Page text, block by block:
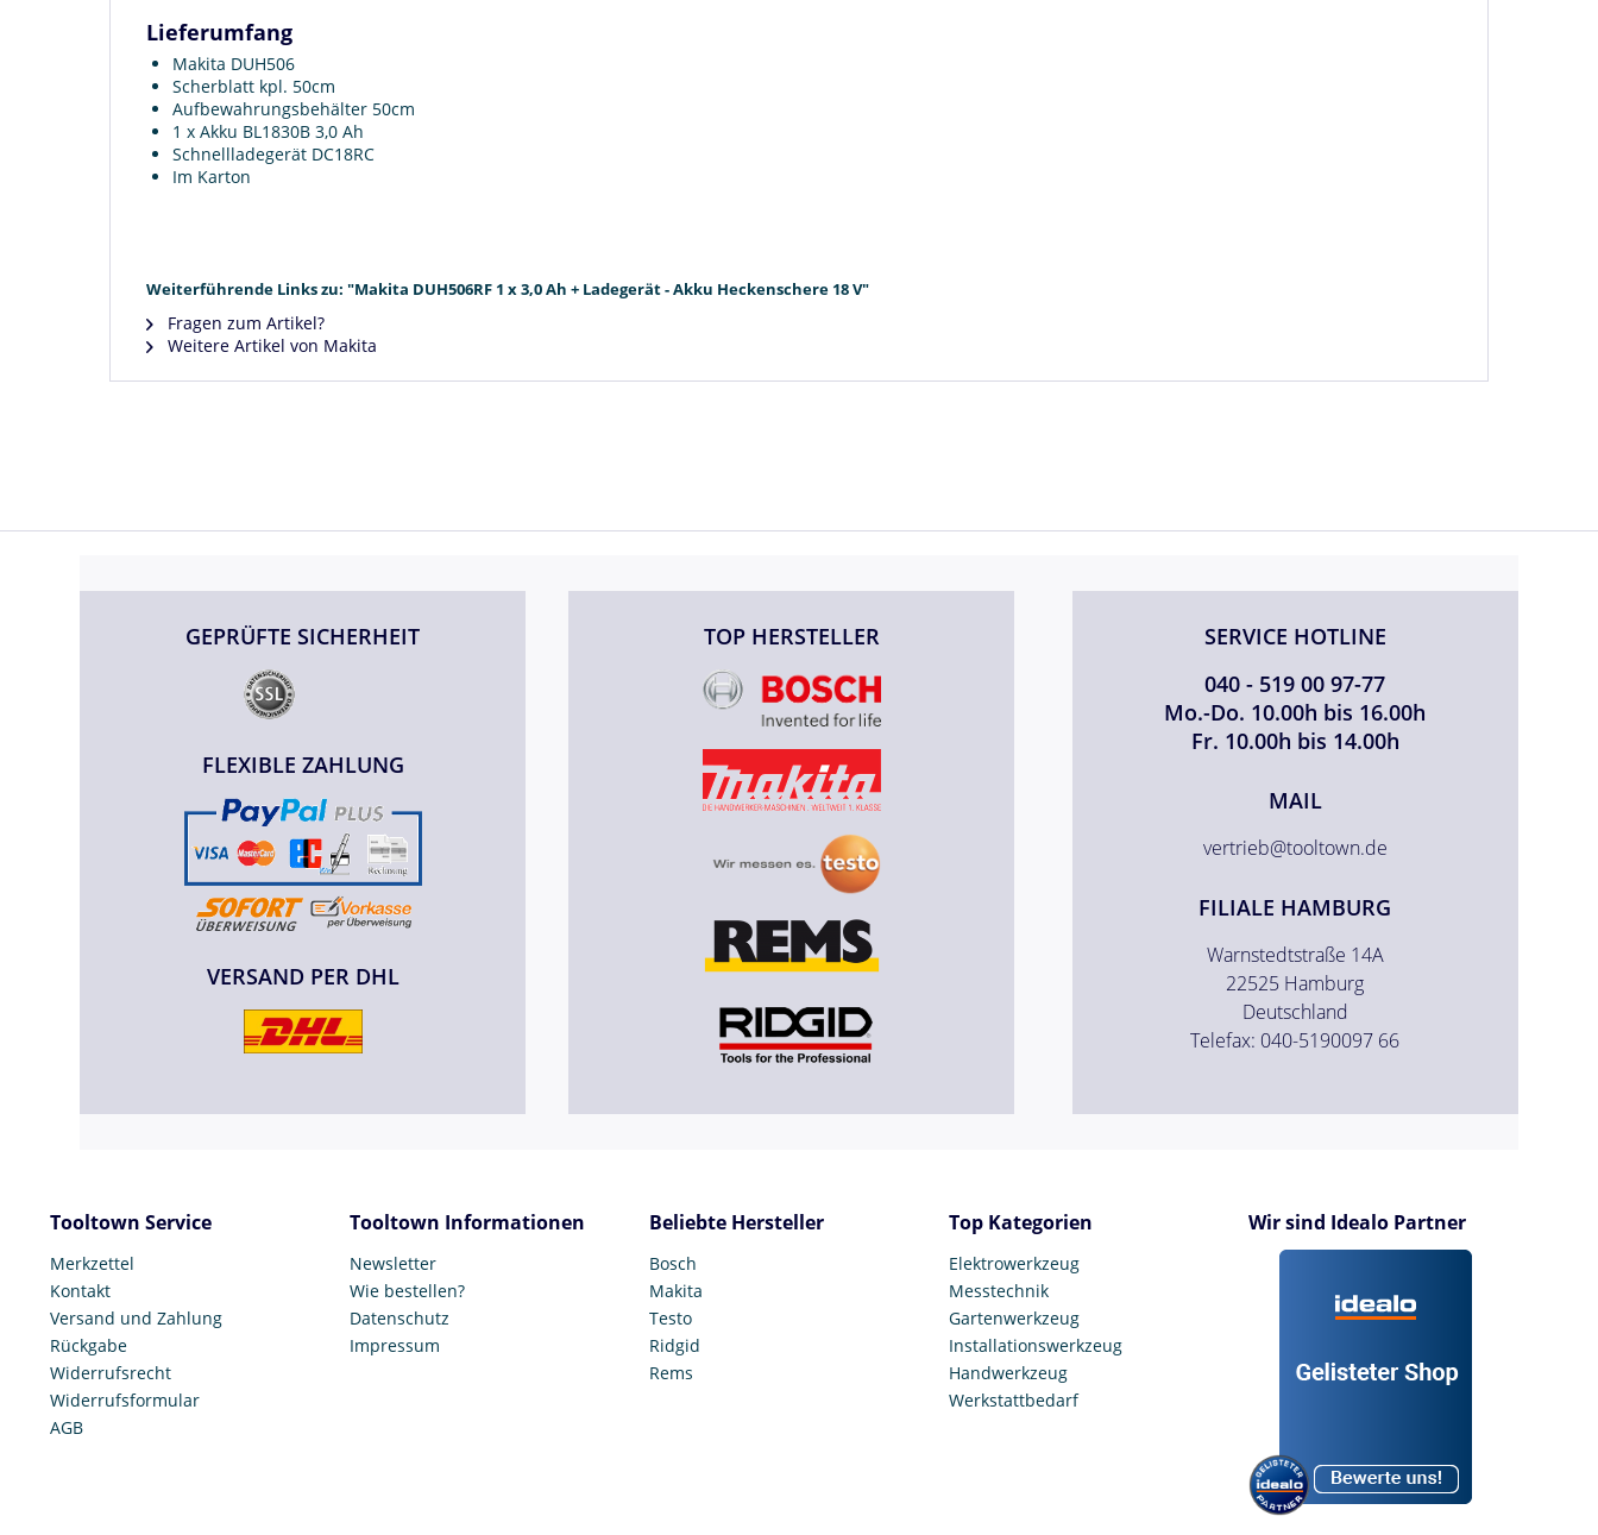
Lieferumfang
Makita DUH506
Scherblatt kpl. 50cm
Aufbewahrungsbehälter 50cm
1 x Akku BL1830B 3,0 Ah
Schnellladegerät DC18RC
Im Karton
Weiterführende Links zu: "Makita DUH506RF 1 x 3,0 Ah + Ladegerät - Akku Heckenschere 18 V"
Fragen zum Artikel?
Weitere Artikel von Makita
GEPRÜFTE SICHERHEIT
FLEXIBLE ZAHLUNG
VERSAND PER DHL
TOP HERSTELLER
SERVICE HOTLINE
040 - 519 00 97-77
Mo.-Do. 10.00h bis 16.00h
Fr. 10.00h bis 14.00h
MAIL
vertrieb@tooltown.de
FILIALE HAMBURG
Warnstedtstraße 14A
22525 Hamburg
Deutschland
Telefax: 040-5190097 66
Tooltown Service
Merkzettel
Kontakt
Versand und Zahlung
Rückgabe
Widerrufsrecht
Widerrufsformular
AGB
Tooltown Informationen
Newsletter
Wie bestellen?
Datenschutz
Impressum
Beliebte Hersteller
Bosch
Makita
Testo
Ridgid
Rems
Top Kategorien
Elektrowerkzeug
Messtechnik
Gartenwerkzeug
Installationswerkzeug
Handwerkzeug
Werkstattbedarf
Wir sind Idealo Partner